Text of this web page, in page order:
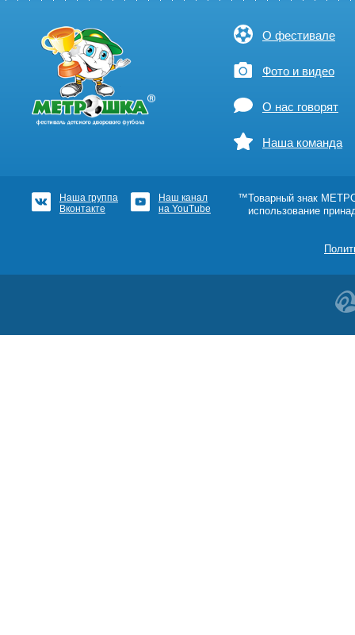
О фестивале
Фото и видео
О нас говорят
Наша команда
Наша группа
Вконтакте
Наш канал
на YouTube
™Товарный знак
использование